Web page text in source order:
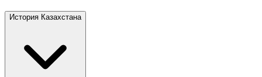
История Казахстана